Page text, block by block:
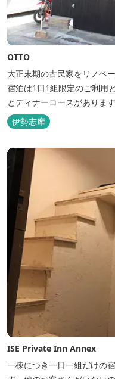
OTTO
大正末期の古民家をリノベ
宿泊は1日1組限定のご利用
とディナーコースがあります
伊勢志摩
ISE Private Inn Annex
一棟につき一日一組だけの